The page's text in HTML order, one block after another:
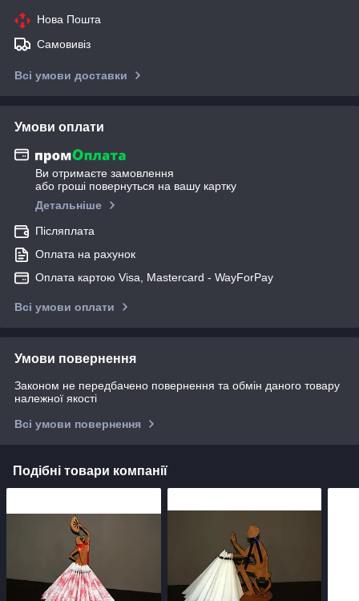
Нова Пошта
Самовивіз
Всі умови доставки
Умови оплати
Ви отримаєте замовлення
або гроші повернуться на вашу картку
Детальніше
Післяплата
Оплата на рахунок
Оплата картою Visa, Mastercard - WayForPay
Всі умови оплати
Умови повернення
Законом не передбачено повернення та обмін даного товару
належної якості
Всі умови повернення
Подібні товари компанії